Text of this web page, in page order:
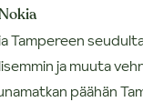
Tampereen
ja muuta
päähän